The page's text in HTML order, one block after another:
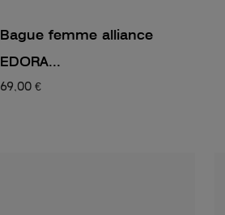
Bague femme alliance
EDORA...
69,00 €